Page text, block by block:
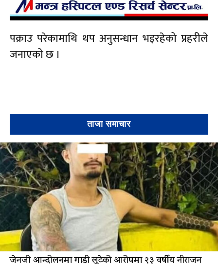
पक्राउ परेकामाथि थप अनुसन्धान भइरहेको प्रहरीले
जनाएको छ ।
ताजा समाचार
जेनजी आन्दोलनमा गाडी लुटेको आरोपमा २३ वर्षीय नीराजन